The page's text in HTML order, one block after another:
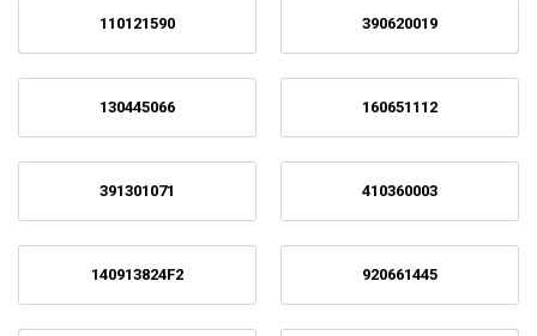
110121590 390620019
130445066 160651112
391301071 410360003
140913824F2 920661445